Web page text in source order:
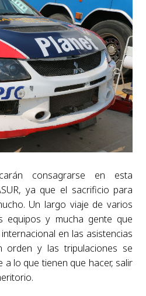
consagrarse en esta
ya que el sacrificio para
Un largo viaje de varios
equipos y mucha gente que
en las asistencias
y las tripulaciones se
a lo que tienen que hacer, salir